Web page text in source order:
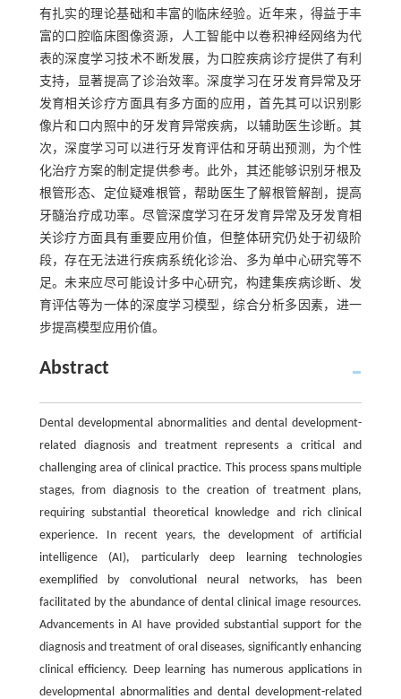
有扎实的理论基础和丰富的临床经验。近年来，得益于丰
富的口腔临床图像资源，人工智能中以卷积神经网络为代
表的深度学习技术不断发展，为口腔疾病诊疗提供了有利
支持，显著提高了诊治效率。深度学习在牙发育异常及牙
发育相关诊疗方面具有多方面的应用，首先其可以识别影
像片和口内照中的牙发育异常疾病，以辅助医生诊断。其
次，深度学习可以进行牙发育评估和牙萌出预测，为个性
化治疗方案的制定提供参考。此外，其还能够识别牙根及
根管形态、定位疑难根管，帮助医生了解根管解剖，提高
牙髓治疗成功率。尽管深度学习在牙发育异常及牙发育相
关诊疗方面具有重要应用价值，但整体研究仍处于初级阶
段，存在无法进行疾病系统化诊治、多为单中心研究等不
足。未来应尽可能设计多中心研究，构建集疾病诊断、发
育评估等为一体的深度学习模型，综合分析多因素，进一
步提高模型应用价值。
Abstract
Dental developmental abnormalities and dental development-
related diagnosis and treatment represents a critical and
challenging area of clinical practice. This process spans multiple
stages, from diagnosis to the creation of treatment plans,
requiring substantial theoretical knowledge and rich clinical
experience. In recent years, the development of artificial
intelligence (AI), particularly deep learning technologies
exemplified by convolutional neural networks, has been
facilitated by the abundance of dental clinical image resources.
Advancements in AI have provided substantial support for the
diagnosis and treatment of oral diseases, significantly enhancing
clinical efficiency. Deep learning has numerous applications in
developmental abnormalities and dental development-related